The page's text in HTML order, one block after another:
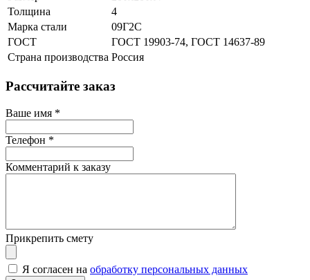
Толщина
4
Марка стали
09Г2С
ГОСТ
ГОСТ 19903-74, ГОСТ 14637-89
Страна производства Россия
Рассчитайте заказ
Ваше имя *
Телефон *
Комментарий к заказу
Прикрепить смету
Я согласен на обработку персональных данных